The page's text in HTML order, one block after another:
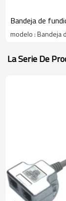
Bandeja de
modelo : Bandeja
La Serie De